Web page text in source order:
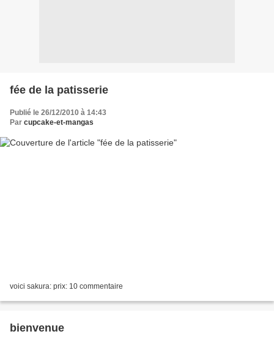
fée de la patisserie
Publié le 26/12/2010 à 14:43
Par cupcake-et-mangas
voici sakura: prix: 10 commentaire
bienvenue